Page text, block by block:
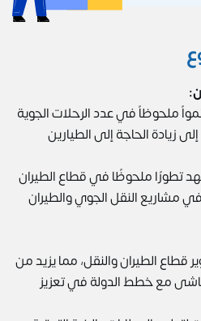
ملحوظاً في عدد الرحلات الجوية
زيادة الحاجة إلى الطيارين
تطورًا ملحوظًا في قطاع الطيران
مشاريع النقل الجوي والطيران
تدعم تطوير قطاع الطيران والنقل، مما يزيد من
مع خطط الدولة في تعزيز